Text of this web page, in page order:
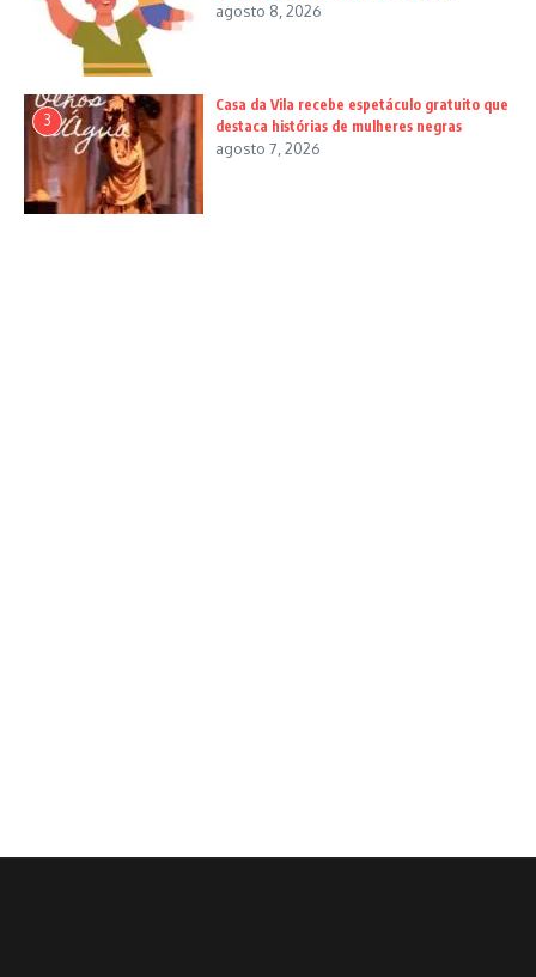
agosto 8, 2026
3
Casa da Vila recebe espetáculo gratuito que
destaca histórias de mulheres negras
agosto 7, 2026